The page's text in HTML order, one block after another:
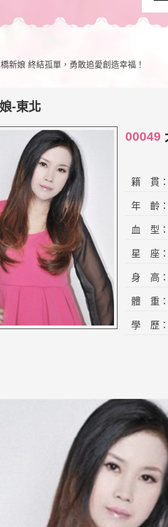
新娘 終結孤單，勇敢追愛創造幸福！
-東北
00049
籍 貫：
年 齡
血 型
星 座
身 高
體 重
學 歷